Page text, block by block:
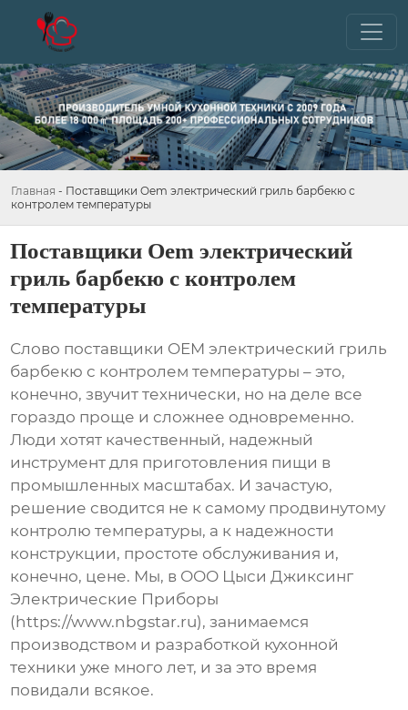
Главная - Поставщики Oem электрический гриль барбекю с
контролем температуры
Поставщики Oem электрический
гриль барбекю с контролем
температуры
Слово поставщики OEM электрический гриль
барбекю с контролем температуры – это,
конечно, звучит технически, но на деле все
гораздо проще и сложнее одновременно.
Люди хотят качественный, надежный
инструмент для приготовления пищи в
промышленных масштабах. И зачастую,
решение сводится не к самому продвинутому
контролю температуры, а к надежности
конструкции, простоте обслуживания и,
конечно, цене. Мы, в ООО Цыси Джиксинг
Электрические Приборы
(https://www.nbgstar.ru), занимаемся
производством и разработкой кухонной
техники уже много лет, и за это время
повидали всякое.